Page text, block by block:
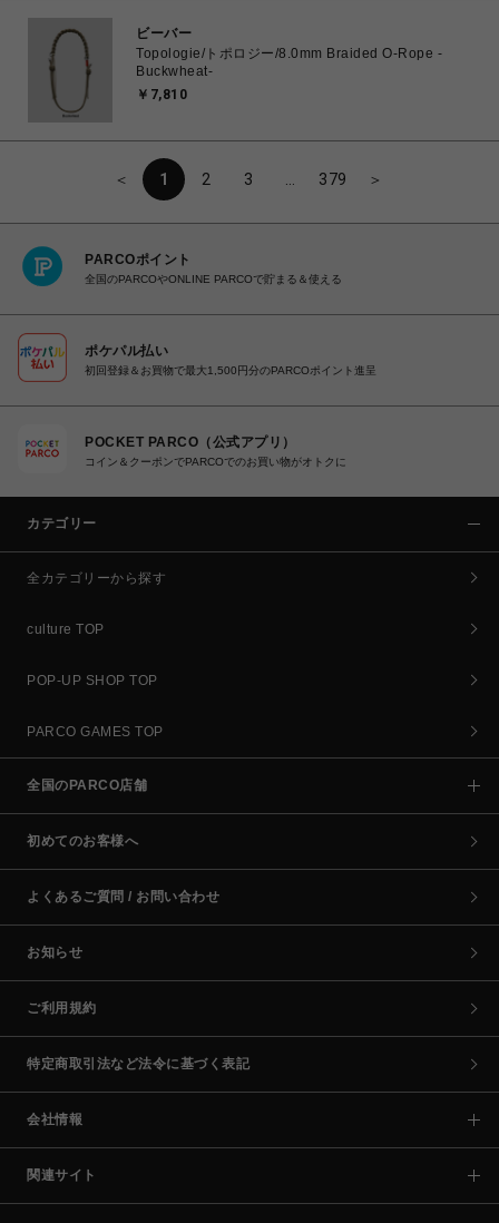
ビーバー
Topologie/トポロジー/8.0mm Braided O-Rope -
Buckwheat-
￥7,810
＜ 1 2 3 379 ＞
PARCOポイント
全国のPARCOやONLINE PARCOで貯まる＆使える
ポケパル払い
初回登録＆お買物で最大1,500円分のPARCOポイント進呈
POCKET PARCO（公式アプリ）
コイン＆クーポンでPARCOでのお買い物がオトクに
カテゴリー
全カテゴリーから探す
culture TOP
POP-UP SHOP TOP
PARCO GAMES TOP
全国のPARCO店舗
初めてのお客様へ
よくあるご質問 / お問い合わせ
お知らせ
ご利用規約
特定商取引法など法令に基づく表記
会社情報
関連サイト